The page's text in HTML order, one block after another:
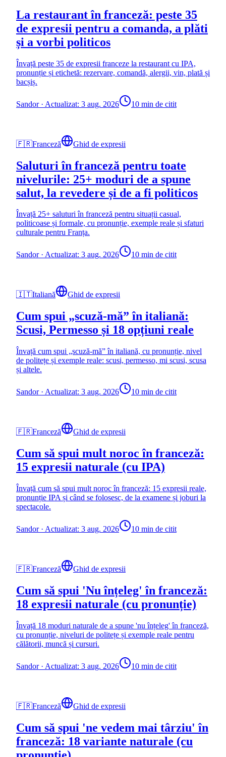
La restaurant în franceză: peste 35
de expresii pentru a comanda, a plăti
și a vorbi politicos
Învață peste 35 de expresii franceze la restaurant cu IPA,
pronunție și etichetă: rezervare, comandă, alergii, vin, plată și
bacșiș.
Sandor· Actualizat: 3 aug. 2026 10 min de citit
🇫🇷Franceză Ghid de expresii
Saluturi în franceză pentru toate
nivelurile: 25+ moduri de a spune
salut, la revedere și de a fi politicos
Învață 25+ saluturi în franceză pentru situații casual,
politicoase și formale, cu pronunție, exemple reale și sfaturi
culturale pentru Franța.
Sandor· Actualizat: 3 aug. 2026 10 min de citit
🇮🇹Italiană Ghid de expresii
Cum spui „scuză-mă” în italiană:
Scusi, Permesso și 18 opțiuni reale
Învață cum spui „scuză-mă” în italiană, cu pronunție, nivel
de politețe și exemple reale: scusi, permesso, mi scusi, scusa
și altele.
Sandor· Actualizat: 3 aug. 2026 10 min de citit
🇫🇷Franceză Ghid de expresii
Cum să spui mult noroc în franceză:
15 expresii naturale (cu IPA)
Învață cum să spui mult noroc în franceză: 15 expresii reale,
pronunție IPA și când se folosesc, de la examene și joburi la
spectacole.
Sandor· Actualizat: 3 aug. 2026 10 min de citit
🇫🇷Franceză Ghid de expresii
Cum să spui 'Nu înțeleg' în franceză:
18 expresii naturale (cu pronunție)
Învață 18 moduri naturale de a spune 'nu înțeleg' în franceză,
cu pronunție, niveluri de politețe și exemple reale pentru
călătorii, muncă și cursuri.
Sandor· Actualizat: 3 aug. 2026 10 min de citit
🇫🇷Franceză Ghid de expresii
Cum să spui 'ne vedem mai târziu' în
franceză: 18 variante naturale (cu